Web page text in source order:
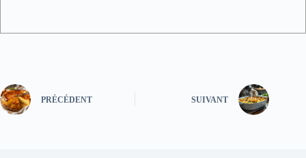
PRÉCÉDENT SUIVANT